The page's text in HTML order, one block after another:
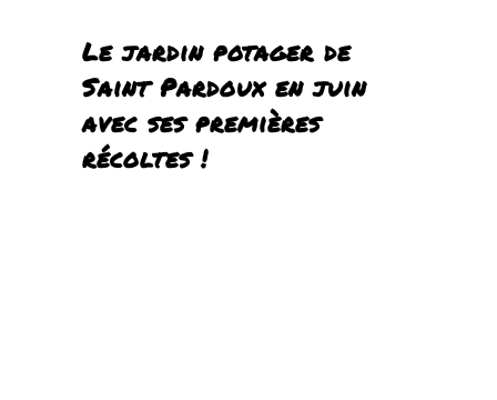
Le jardin potager de
Saint Pardoux en juin
avec ses premières
récoltes !